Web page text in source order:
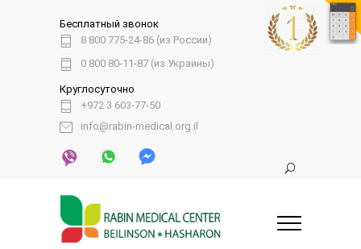
Бесплатный звонок
8 800 775-24-86 (из России)
0 800 80-11-87 (из Украины)
Круглосуточно
+972 3 603-77-50
info@rabin-medical.org.il